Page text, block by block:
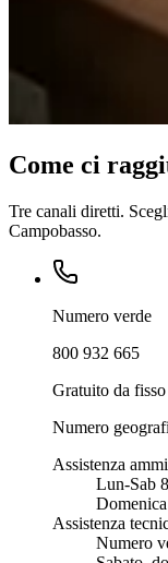
Come ci
Tre canali diretti.
Campobasso.
Numero verde
800 932 665
Gratuito da
Numero
Assistenza
Lun-Sab
Assistenza
Numero